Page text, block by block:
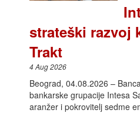
strateški razvoj
Trakt
4 Aug 2026
Beograd, 04.08.2026 –
bankarske grupacije Intesa
aranžer i pokrovitelj sedme